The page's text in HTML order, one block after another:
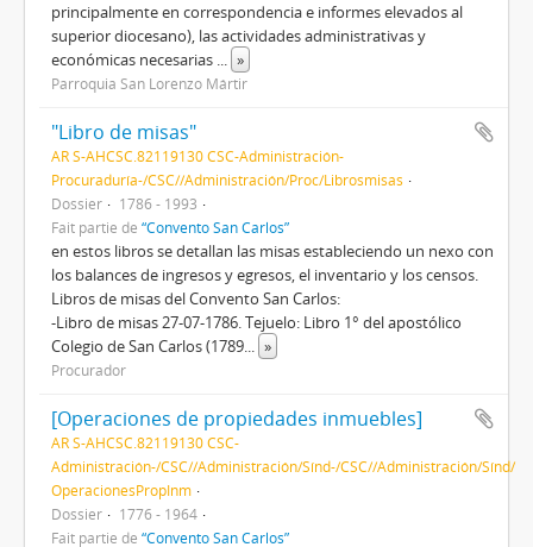
principalmente en correspondencia e informes elevados al
superior diocesano), las actividades administrativas y
económicas necesarias ... »
Parroquia San Lorenzo Mártir
"Libro de misas"
AR S-AHCSC.82119130 CSC-Administración-
Procuraduría-/CSC//Administración/Proc/Librosmisas
Dossier
1786 - 1993
Fait partie de “Convento San Carlos”
en estos libros se detallan las misas estableciendo un nexo con
los balances de ingresos y egresos, el inventario y los censos.
Libros de misas del Convento San Carlos:
-Libro de misas 27-07-1786. Tejuelo: Libro 1° del apostólico
Colegio de San Carlos (1789... »
Procurador
[Operaciones de propiedades inmuebles]
AR S-AHCSC.82119130 CSC-
Administración-/CSC//Administración/Sínd-/CSC//Administración/Sínd/
OperacionesPropInm
Dossier
1776 - 1964
Fait partie de “Convento San Carlos”